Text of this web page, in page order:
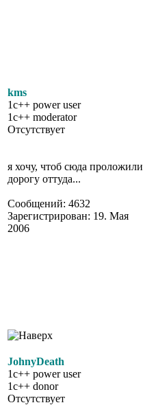
kms
1c++ power user
1c++ moderator
Отсутствует
я хочу, чтоб сюда проложили
дорогу оттуда...
Сообщений: 4632
Зарегистрирован: 19. Мая
2006
JohnyDeath
1c++ power user
1c++ donor
Отсутствует